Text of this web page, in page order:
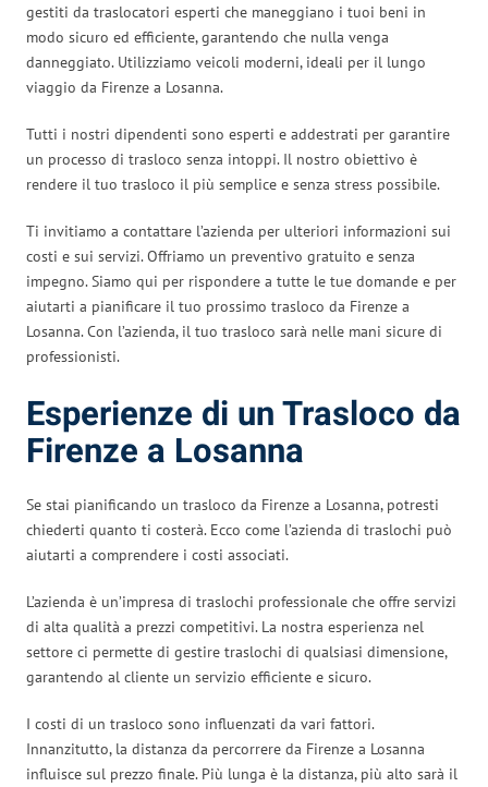
gestiti da traslocatori esperti che maneggiano i tuoi beni in
modo sicuro ed efficiente, garantendo che nulla venga
danneggiato. Utilizziamo veicoli moderni, ideali per il lungo
viaggio da Firenze a Losanna.
Tutti i nostri dipendenti sono esperti e addestrati per garantire
un processo di trasloco senza intoppi. Il nostro obiettivo è
rendere il tuo trasloco il più semplice e senza stress possibile.
Ti invitiamo a contattare l’azienda per ulteriori informazioni sui
costi e sui servizi. Offriamo un preventivo gratuito e senza
impegno. Siamo qui per rispondere a tutte le tue domande e per
aiutarti a pianificare il tuo prossimo trasloco da Firenze a
Losanna. Con l’azienda, il tuo trasloco sarà nelle mani sicure di
professionisti.
Esperienze di un Trasloco da
Firenze a Losanna
Se stai pianificando un trasloco da Firenze a Losanna, potresti
chiederti quanto ti costerà. Ecco come l’azienda di traslochi può
aiutarti a comprendere i costi associati.
L’azienda è un’impresa di traslochi professionale che offre servizi
di alta qualità a prezzi competitivi. La nostra esperienza nel
settore ci permette di gestire traslochi di qualsiasi dimensione,
garantendo al cliente un servizio efficiente e sicuro.
I costi di un trasloco sono influenzati da vari fattori.
Innanzitutto, la distanza da percorrere da Firenze a Losanna
influisce sul prezzo finale. Più lunga è la distanza, più alto sarà il